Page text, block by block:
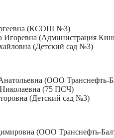
(КСОШ №3)
Игоревна (Администрация
(Детский сад №3)
(ООО Транснефть-
(75 ПСЧ)
(Детский сад №3)
(ООО Транснефть-